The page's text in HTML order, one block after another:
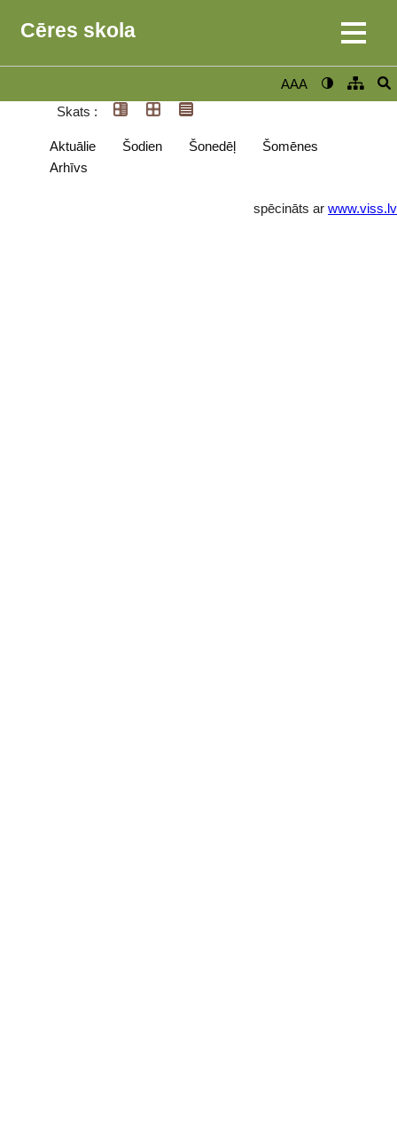
Cēres skola
AAA
Skats :
Aktuālie Šodien Šonedēļ
Šomēnes
Arhīvs
spēcināts ar www.viss.lv